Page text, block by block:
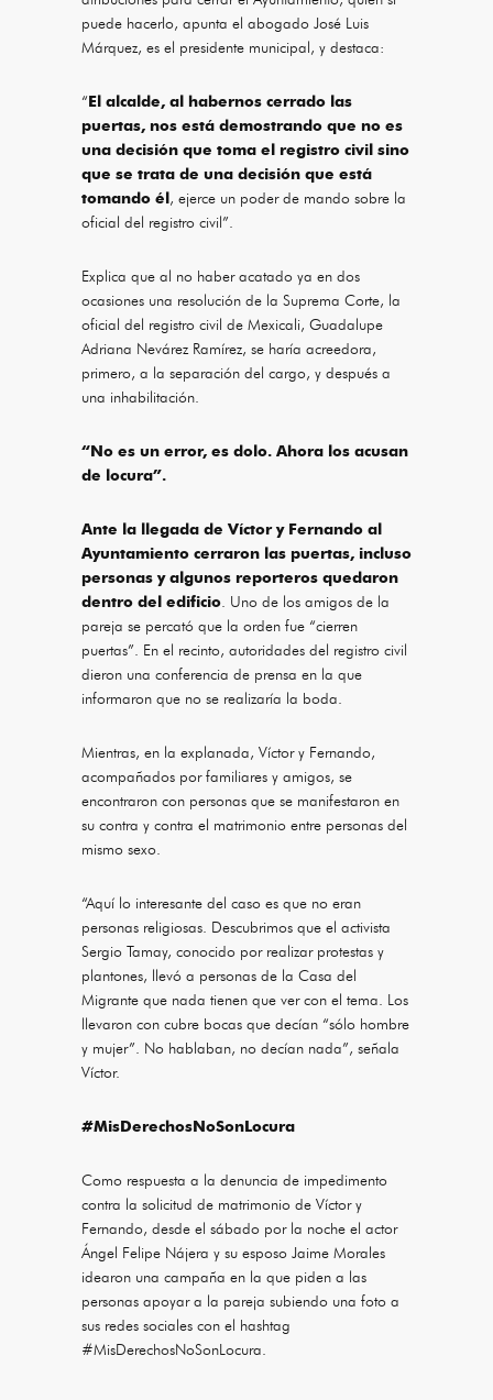
puede hacerlo, apunta el abogado José Luis
Márquez, es el presidente municipal, y destaca:
“El alcalde, al habernos cerrado las
puertas, nos está demostrando que no es
una decisión que toma el registro civil sino
que se trata de una decisión que está
tomando él, ejerce un poder de mando sobre la
oficial del registro civil”.
Explica que al no haber acatado ya en dos
ocasiones una resolución de la Suprema Corte, la
oficial del registro civil de Mexicali, Guadalupe
Adriana Nevárez Ramírez, se haría acreedora,
primero, a la separación del cargo, y después a
una inhabilitación.
“No es un error, es dolo. Ahora los acusan
de locura”.
Ante la llegada de Víctor y Fernando al
Ayuntamiento cerraron las puertas, incluso
personas y algunos reporteros quedaron
dentro del edificio. Uno de los amigos de la
pareja se percató que la orden fue “cierren
puertas”. En el recinto, autoridades del registro civil
dieron una conferencia de prensa en la que
informaron que no se realizaría la boda.
Mientras, en la explanada, Víctor y Fernando,
acompañados por familiares y amigos, se
encontraron con personas que se manifestaron en
su contra y contra el matrimonio entre personas del
mismo sexo.
“Aquí lo interesante del caso es que no eran
personas religiosas. Descubrimos que el activista
Sergio Tamay, conocido por realizar protestas y
plantones, llevó a personas de la Casa del
Migrante que nada tienen que ver con el tema. Los
llevaron con cubre bocas que decían “sólo hombre
y mujer”. No hablaban, no decían nada”, señala
Víctor.
#MisDerechosNoSonLocura
Como respuesta a la denuncia de impedimento
contra la solicitud de matrimonio de Víctor y
Fernando, desde el sábado por la noche el actor
Ángel Felipe Nájera y su esposo Jaime Morales
idearon una campaña en la que piden a las
personas apoyar a la pareja subiendo una foto a
sus redes sociales con el hashtag
#MisDerechosNoSonLocura.